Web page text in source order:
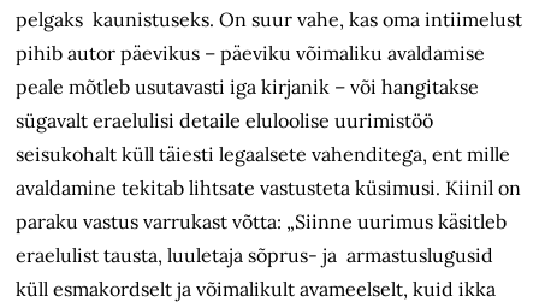
pelgaks kaunistuseks. On suur vahe, kas oma intiimelust
pihib autor päevikus – päeviku võimaliku avaldamise
peale mõtleb usutavasti iga kirjanik – või hangitakse
sügavalt eraelulisi detaile eluloolise uurimistöö
seisukohalt küll täiesti legaalsete vahenditega, ent mille
avaldamine tekitab lihtsate vastusteta küsimusi. Kiinil on
paraku vastus varrukast võtta: „Siinne uurimus käsitleb
eraelulist tausta, luuletaja sõprus- ja armastuslugusid
küll esmakordselt ja võimalikult avameelselt, kuid ikka